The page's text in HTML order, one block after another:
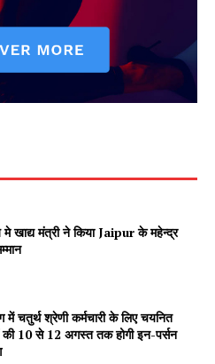
मे खाद्य मंत्री ने किया Jaipur के महेन्द्र
में चतुर्थ श्रेणी कर्मचारी के लिए चयनित
की 10 से 12 अगस्त तक होगी इन-पर्सन